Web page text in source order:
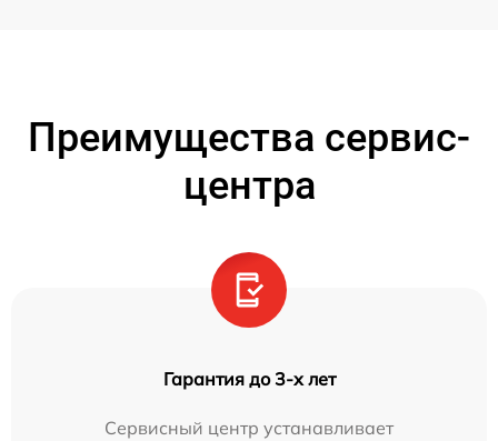
Преимущества сервис-
центра
Гарантия до 3-х лет
Сервисный центр устанавливает